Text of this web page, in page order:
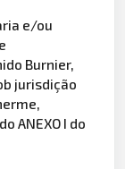
e/ou
Burnier,
jurisdição
ANEXO I do